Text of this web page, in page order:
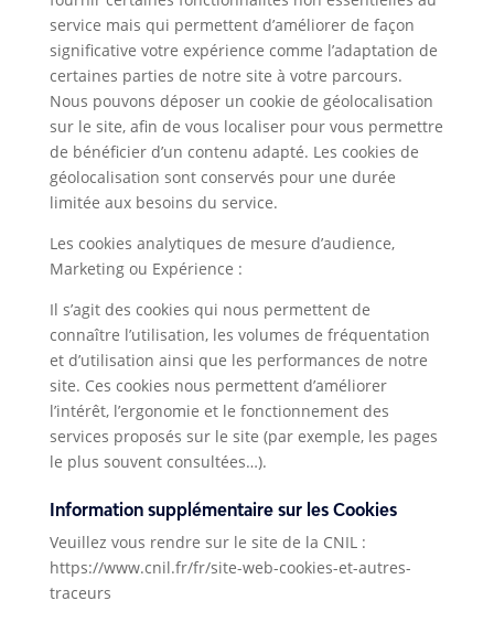
service mais qui permettent d’améliorer de façon
significative votre expérience comme l’adaptation de
certaines parties de notre site à votre parcours.
Nous pouvons déposer un cookie de géolocalisation
sur le site, afin de vous localiser pour vous permettre
de bénéficier d’un contenu adapté. Les cookies de
géolocalisation sont conservés pour une durée
limitée aux besoins du service.
Les cookies analytiques de mesure d’audience,
Marketing ou Expérience :
Il s’agit des cookies qui nous permettent de
connaître l’utilisation, les volumes de fréquentation
et d’utilisation ainsi que les performances de notre
site. Ces cookies nous permettent d’améliorer
l’intérêt, l’ergonomie et le fonctionnement des
services proposés sur le site (par exemple, les pages
le plus souvent consultées…).
Information supplémentaire sur les Cookies
Veuillez vous rendre sur le site de la CNIL :
https://www.cnil.fr/fr/site-web-cookies-et-autres-
traceurs